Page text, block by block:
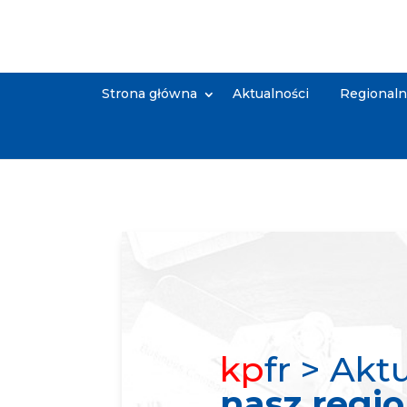
Strona główna Aktualności
kpfr >